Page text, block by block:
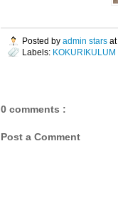
Posted by admin stars at
Labels: KOKURIKULUM
0 comments :
Post a Comment